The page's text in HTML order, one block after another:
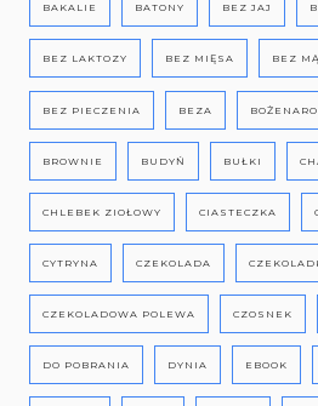
BAKALIE BATONY BEZ JAJ
BEZ LAKTOZY BEZ MIĘSA BEZ
BEZ PIECZENIA BEZA
BROWNIE BUDYŃ BUŁKI
CHLEBEK ZIOŁOWY CIASTECZKA
CYTRYNA CZEKOLADA
CZEKOLADOWA POLEWA CZOSNEK
DO POBRANIA DYNIA EBOOK